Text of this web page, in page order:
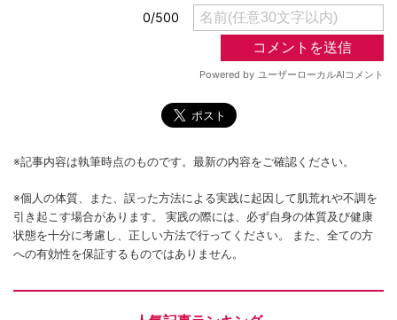
※記事内容は執筆時点のものです。最新の内容をご確認ください。
※個人の体質、また、誤った方法による実践に起因して肌荒れや不調を
引き起こす場合があります。 実践の際には、必ず自身の体質及び健康
状態を十分に考慮し、正しい方法で行ってください。 また、全ての方
への有効性を保証するものではありません。